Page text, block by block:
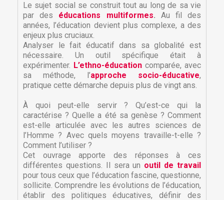
Le sujet social se construit tout au long de sa vie
par des éducations multiformes. Au fil des
années, l’éducation devient plus complexe, a des
enjeux plus cruciaux.
Analyser le fait éducatif dans sa globalité est
nécessaire. Un outil spécifique était à
expérimenter. L’ethno-éducation comparée, avec
sa méthode, l’approche socio-éducative,
pratique cette démarche depuis plus de vingt ans.
À quoi peut-elle servir ? Qu’est-ce qui la
caractérise ? Quelle a été sa genèse ? Comment
est-elle articulée avec les autres sciences de
l’Homme ? Avec quels moyens travaille-t-elle ?
Comment l’utiliser ?
Cet ouvrage apporte des réponses à ces
différentes questions. Il sera un outil de travail
pour tous ceux que l’éducation fascine, questionne,
sollicite. Comprendre les évolutions de l’éducation,
établir des politiques éducatives, définir des